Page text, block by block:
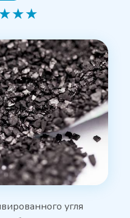
★★★
угля